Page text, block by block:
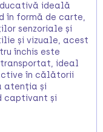
ideală
în formă de carte,
senzoriale și
și vizuale, acest
închis este
ideal
în călătorii
atenția și
captivant și